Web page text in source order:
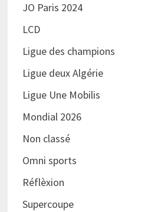
JO Paris 2024
LCD
Ligue des champions
Ligue deux Algérie
Ligue Une Mobilis
Mondial 2026
Non classé
Omni sports
Réflèxion
Supercoupe